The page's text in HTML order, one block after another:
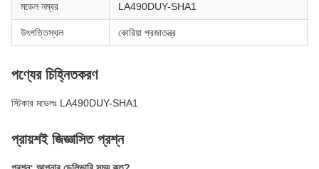
মডেল নম্বর LA490DUY-SHA1
উৎপত্তিস্থল কোরিয়া প্রজাতন্ত্র
পণ্যের চিহ্নিতকরণ
স্টিকার মডেলঃ LA490DUY-SHA1
প্রায়শই জিজ্ঞাসিত প্রশ্ন